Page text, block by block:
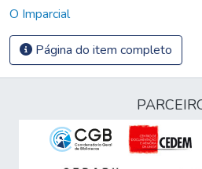
O Imparcial
Página do item completo